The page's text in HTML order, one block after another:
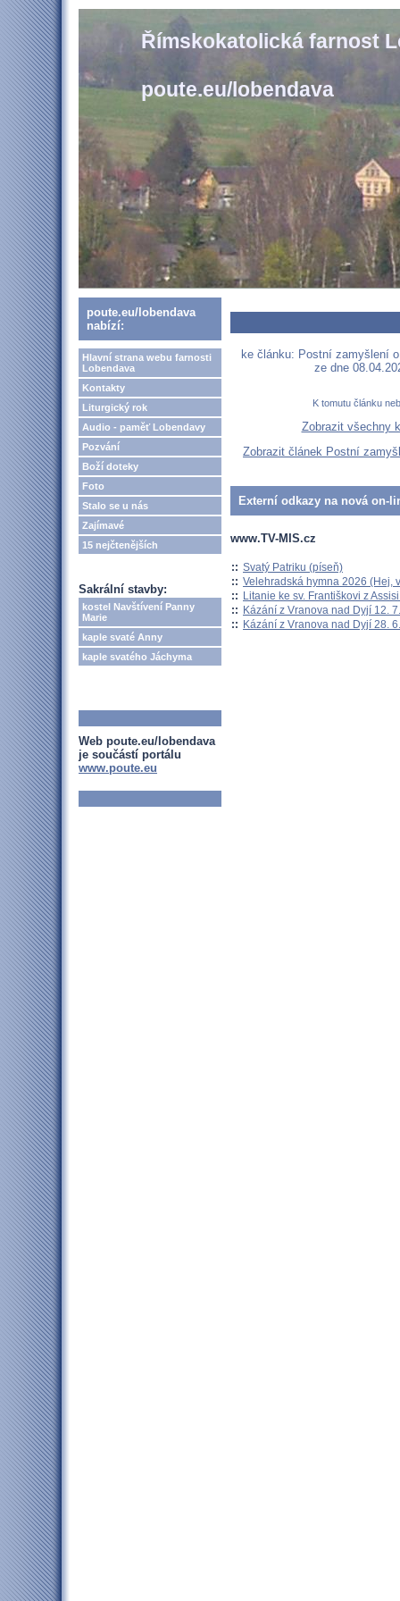
Římskokatolická farnost
poute.eu/lobendava
poute.eu/lobendava
nabízí:
Hlavní strana webu farnosti
Lobendava
Kontakty
Liturgický rok
Audio - paměť Lobendavy
Pozvání
Boží doteky
Foto
Stalo se u nás
Zajímavé
15 nejčtenějších
Sakrální stavby:
kostel Navštívení Panny
Marie
kaple svaté Anny
kaple svatého Jáchyma
Web poute.eu/lobendava
je součástí portálu
www.poute.eu
ke článku: Postní zamyšlení
ze dne
K tomutu článku
Zobrazit všechny
Zobrazit článek Postní
Externí odkazy na nová on-
www.TV-MIS.cz
:: Svatý Patriku (píseň)
:: Velehradská hymna 2026 (Hej,
:: Litanie ke sv. Františkovi z
:: Kázání z Vranova nad Dyjí 12.
:: Kázání z Vranova nad Dyjí 28.